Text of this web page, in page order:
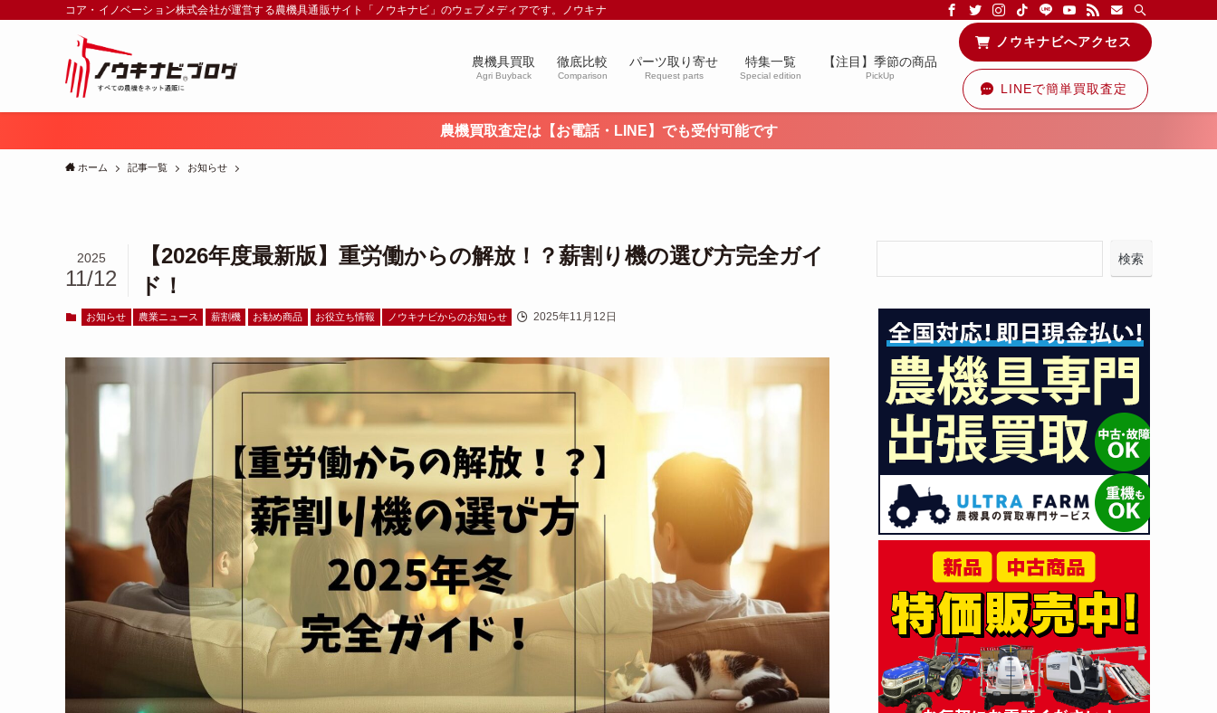
コア・イノベーション株式会社が運営する農機具通販サイト「ノウキナビ」のウェブメディアです。ノウキナビブログを通じて農業や農業機械に関する情報を配信中です！
農機具買取
Agri Buyback
徹底比較
Comparison
パーツ取り寄せ
Request parts
特集一覧
Special edition
【注目】季節の商品
PickUp
ノウキナビへアクセス
LINEで簡単買取査定
農機買取査定は【お電話・LINE】でも受付可能です
ホーム 記事一覧 お知らせ
【2026年度最新版】重労働からの解放！？薪割り機の選び方完全ガイ
ド！
2025
11/12
お知らせ 農業ニュース 薪割機 お勧め商品 お役立ち情報 ノウキナビからのお知らせ 2025年11月12日
検索